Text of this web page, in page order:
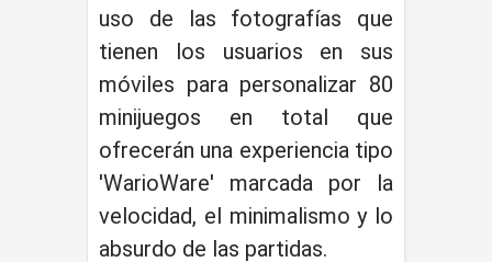
uso de las fotografías que
tienen los usuarios en sus
móviles para personalizar 80
minijuegos en total que
ofrecerán una experiencia tipo
'WarioWare' marcada por la
velocidad, el minimalismo y lo
absurdo de las partidas.